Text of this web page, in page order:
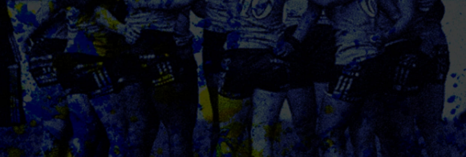
スタッフ
活動理念
ミッション
ビジョン
コア・バリュー
クラブ概要
施設紹介
パートナー
後援会